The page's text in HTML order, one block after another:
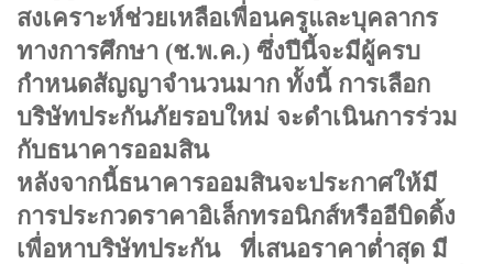
สงเคราะห์ช่วยเหลือเพื่อนครูและบุคลากร
ทางการศึกษา (ช.พ.ค.) ซึ่งปีนี้จะมีผู้ครบ
กำหนดสัญญาจำนวนมาก ทั้งนี้ การเลือก
บริษัทประกันภัยรอบใหม่ จะดำเนินการร่วม
กับธนาคารออมสิน
หลังจากนี้ธนาคารออมสินจะประกาศให้มี
การประกวดราคาอิเล็กทรอนิกส์หรืออีบิดดิ้ง
เพื่อหาบริษัทประกัน ที่เสนอราคาต่ำสุด มี